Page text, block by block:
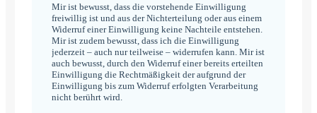
Mir ist bewusst, dass die vorstehende Einwilligung
freiwillig ist und aus der Nichterteilung oder aus einem
Widerruf einer Einwilligung keine Nachteile entstehen.
Mir ist zudem bewusst, dass ich die Einwilligung
jederzeit – auch nur teilweise – widerrufen kann. Mir ist
auch bewusst, durch den Widerruf einer bereits erteilten
Einwilligung die Rechtmäßigkeit der aufgrund der
Einwilligung bis zum Widerruf erfolgten Verarbeitung
nicht berührt wird.